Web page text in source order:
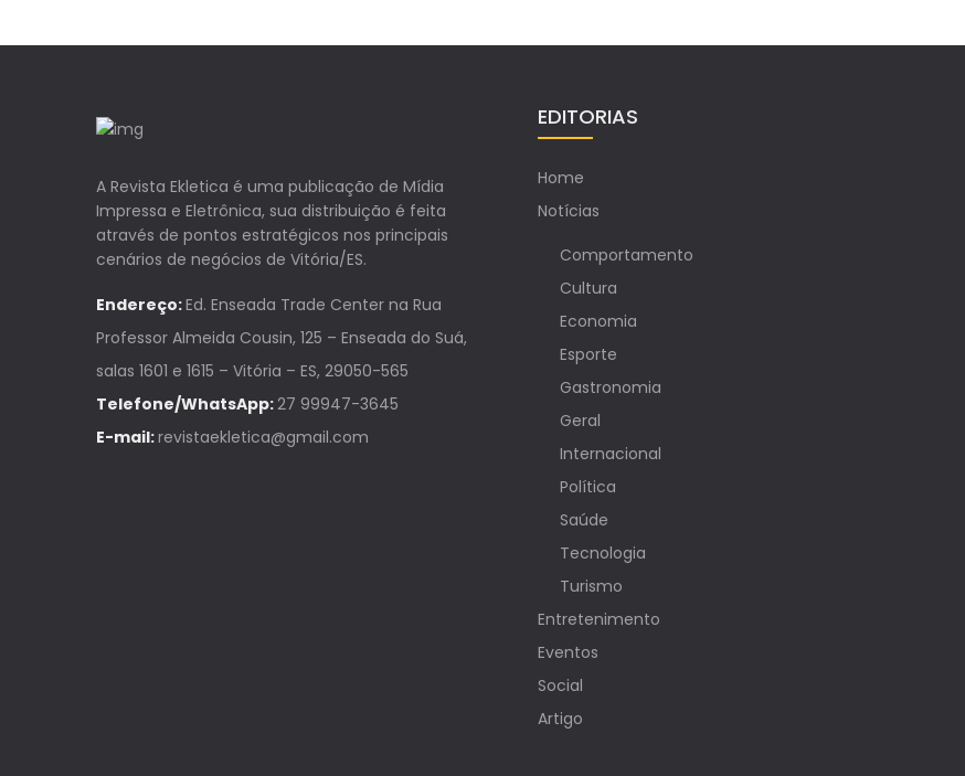
A Revista Ekletica é uma publicação de Mídia
Impressa e Eletrônica, sua distribuição é feita
através de pontos estratégicos nos principais
cenários de negócios de Vitória/ES.
Endereço:Ed. Enseada Trade Center na Rua
Professor Almeida Cousin, 125 – Enseada do Suá,
salas 1601 e 1615 – Vitória – ES, 29050-565
Telefone/WhatsApp:27 99947-3645
E-mail:revistaekletica@gmail.com
EDITORIAS
Home
Notícias
Comportamento
Cultura
Economia
Esporte
Gastronomia
Geral
Internacional
Política
Saúde
Tecnologia
Turismo
Entretenimento
Eventos
Social
Artigo